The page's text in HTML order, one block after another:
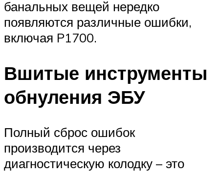
банальных вещей нередко
появляются различные ошибки,
включая P1700.
Вшитые инструменты
обнуления ЭБУ
Полный сброс ошибок
производится через
диагностическую колодку – это